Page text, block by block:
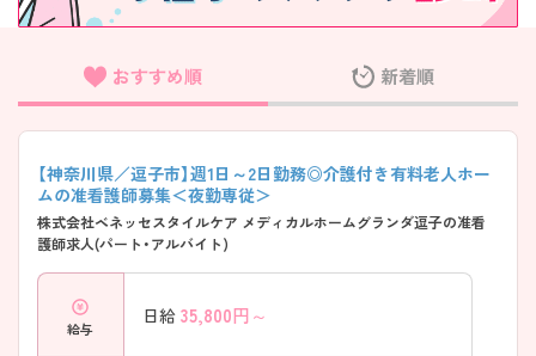
フリーワード検索
おすすめ順 新着順
【神奈川県／逗子市】週1日～2日勤務◎介護付き有料老人ホー
ムの准看護師募集＜夜勤専従＞
株式会社ベネッセスタイルケア メディカルホームグランダ逗子の准看
護師求人(パート・アルバイト)
給与
日給 35,800円～